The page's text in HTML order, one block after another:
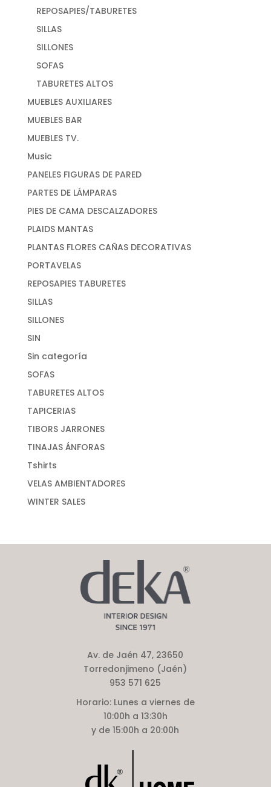
REPOSAPIES/TABURETES
SILLAS
SILLONES
SOFAS
TABURETES ALTOS
MUEBLES AUXILIARES
MUEBLES BAR
MUEBLES TV.
Music
PANELES FIGURAS DE PARED
PARTES DE LÁMPARAS
PIES DE CAMA DESCALZADORES
PLAIDS MANTAS
PLANTAS FLORES CAÑAS DECORATIVAS
PORTAVELAS
REPOSAPIES TABURETES
SILLAS
SILLONES
SIN
Sin categoría
SOFAS
TABURETES ALTOS
TAPICERIAS
TIBORS JARRONES
TINAJAS ÁNFORAS
Tshirts
VELAS AMBIENTADORES
WINTER SALES
Av. de Jaén 47, 23650
Torredonjimeno (Jaén)
953 571 625
Horario:Lunes a viernes de
10:00h a 13:30h
y de 15:00h a 20:00h